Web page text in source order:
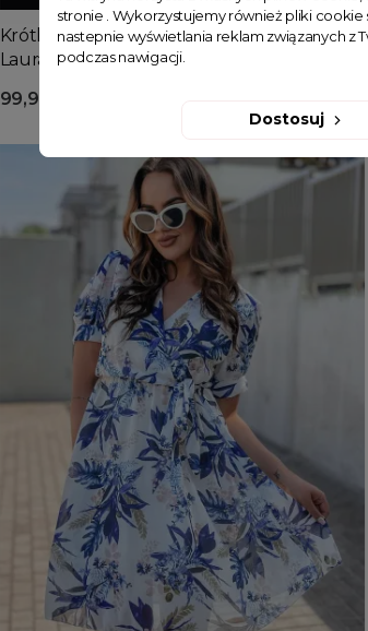
Krótka sukienka z paskiem i falbankami
Laura błękitna
99,90 zł
stronie . Wykorzystujemy również pliki cookie
nastepnie wyświetlania reklam związanych z
podczas nawigacji.
Dostosuj